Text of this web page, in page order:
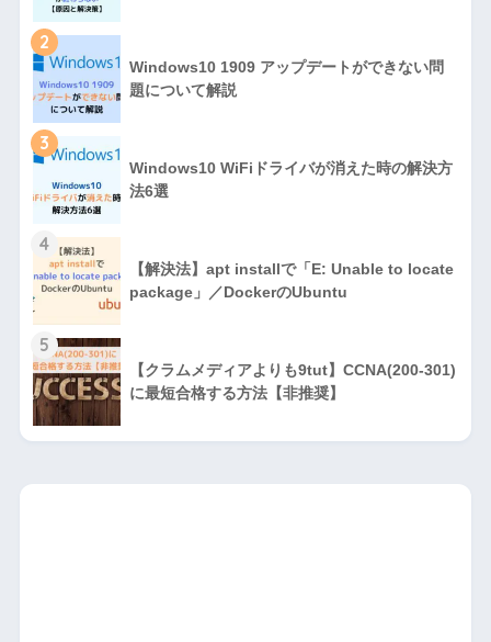
2
Windows10 1909 アップデートができない問
題について解説
3
Windows10 WiFiドライバが消えた時の解決方
法6選
4
【解決法】apt installで「E: Unable to locate
package」／DockerのUbuntu
5
【クラムメディアよりも9tut】CCNA(200-301)
に最短合格する方法【非推奨】